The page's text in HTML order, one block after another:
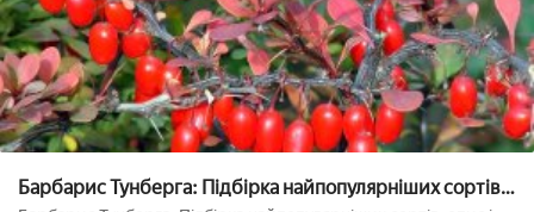
Барбарис Тунберга: Підбірка найпопулярніших сортів,